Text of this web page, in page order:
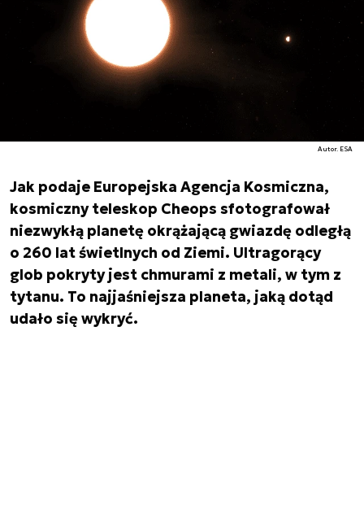
Autor. ESA
Jak podaje Europejska Agencja Kosmiczna,
kosmiczny teleskop Cheops sfotografował
niezwykłą planetę okrążającą gwiazdę odległą
o 260 lat świetlnych od Ziemi. Ultragorący
glob pokryty jest chmurami z metali, w tym z
tytanu. To najjaśniejsza planeta, jaką dotąd
udało się wykryć.